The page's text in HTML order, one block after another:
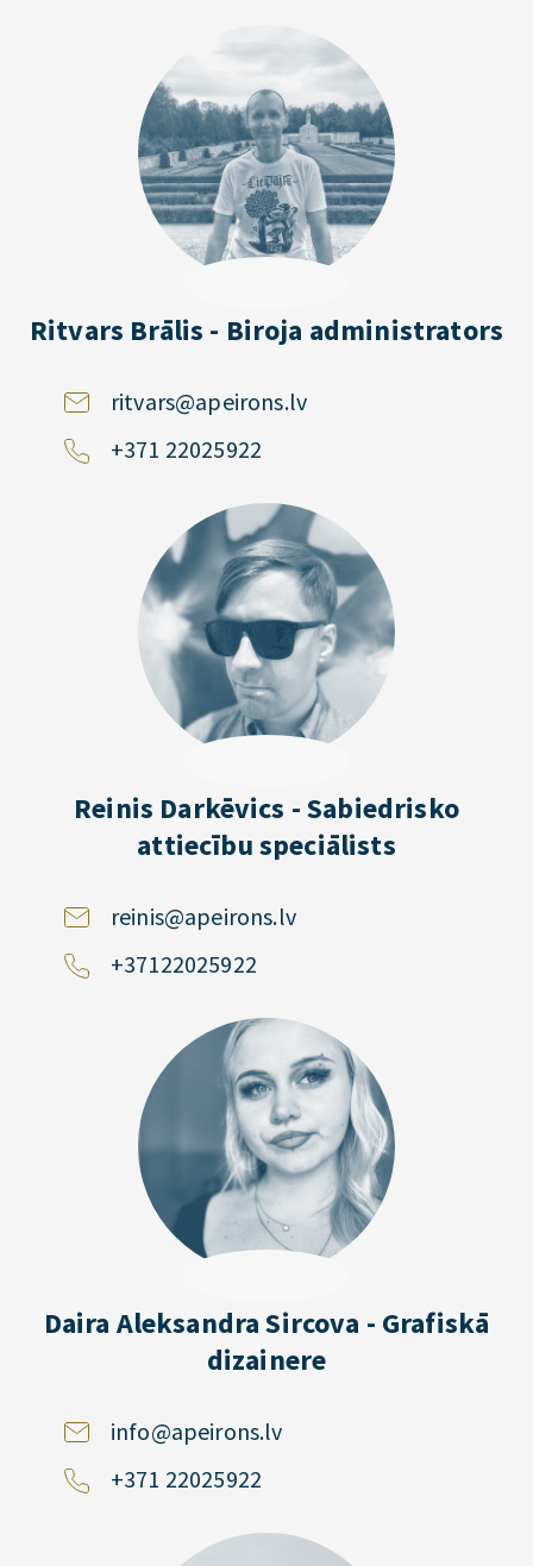
Ritvars Brālis - Biroja administrators
ritvars@apeirons.lv
+371 22025922
Reinis Darkēvics - Sabiedrisko
attiecību speciālists
reinis@apeirons.lv
+37122025922
Daira Aleksandra Sircova - Grafiskā
dizainere
info@apeirons.lv
+371 22025922